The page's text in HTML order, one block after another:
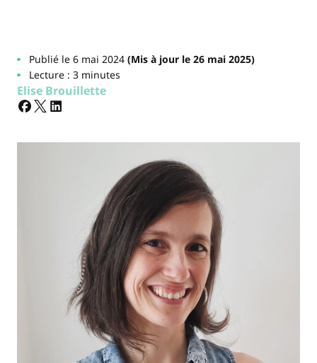
Publié le 6 mai 2024(Mis à jour le 26 mai 2025)
Lecture : 3 minutes
Elise Brouillette